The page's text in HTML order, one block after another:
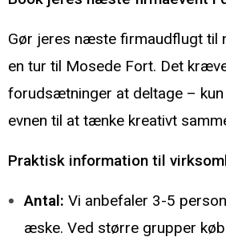
Gør jeres næste firmaudflugt til
en tur til Mosede Fort. Det
forudsætninger at deltage –
evnen til at tænke kreativt
Praktisk information til
Antal: Vi anbefaler 3-5
æske. Ved større grupper